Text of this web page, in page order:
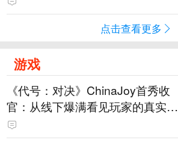
点击查看更多
游戏
《代号：对决》ChinaJoy首秀收
官：从线下爆满看见玩家的真实期
待